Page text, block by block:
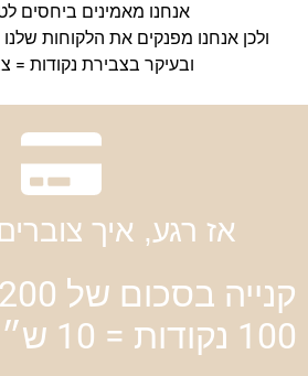
אנחנו מאמינים ביחסים
ולכן אנחנו מפנקים את הלקוחות
ובעיקר בצבירת נקודות =
אז רגע, איך
100 נקודות =